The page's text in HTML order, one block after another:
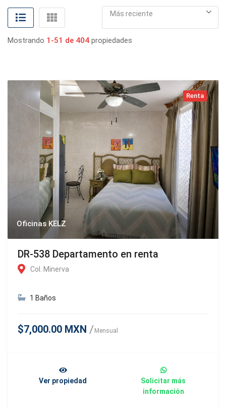
Más reciente
Mostrando 1-51 de 404 propiedades
Renta
Oficinas KELZ
DR-538 Departamento en renta
Col. Minerva
1 Baños
$7,000.00 MXN Mensual
Ver propiedad
Solicitar más
información